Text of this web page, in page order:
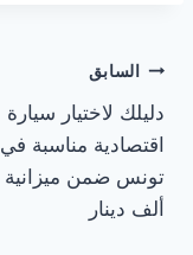
تصفّح
المقالات
السابق
دليلك لاختيار سيارة
اقتصادية مناسبة في
ألف دينار